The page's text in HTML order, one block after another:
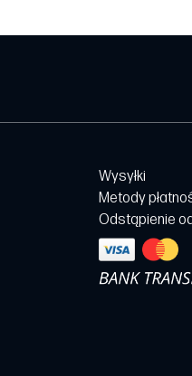
Wysyłki
Metody
Odstąpienie